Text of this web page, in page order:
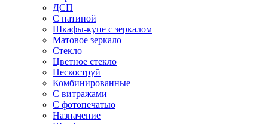
ДСП
С патиной
Шкафы-купе с зеркалом
Матовое зеркало
Стекло
Цветное стекло
Пескоструй
Комбинированные
С витражами
С фотопечатью
Назначение